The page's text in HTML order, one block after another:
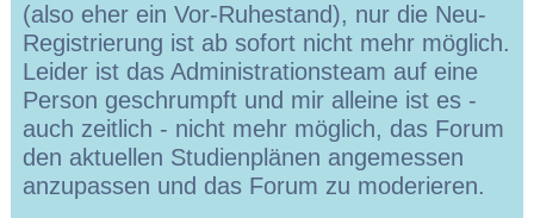
(also eher ein Vor-Ruhestand), nur die Neu-
Registrierung ist ab sofort nicht mehr möglich.
Leider ist das Administrationsteam auf eine
Person geschrumpft und mir alleine ist es -
auch zeitlich - nicht mehr möglich, das Forum
den aktuellen Studienplänen angemessen
anzupassen und das Forum zu moderieren.